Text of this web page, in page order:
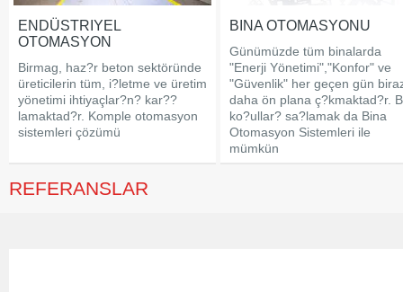
ENDÜSTRIYEL
OTOMASYON
Birmag, haz?r beton sektöründe
üreticilerin tüm, i?letme ve üretim
yönetimi ihtiyaçlar?n? kar??
lamaktad?r. Komple otomasyon
sistemleri çözümü
BINA OTOMASYONU
Günümüzde tüm binalarda
"Enerji Yönetimi","Konfor" ve
"Güvenlik" her geçen gün
daha ön plana ç?kmaktad?r.
ko?ullar? sa?lamak da Bina
Otomasyon Sistemleri ile
mümkün
REFERANSLAR